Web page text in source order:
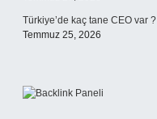
Türkiye’de kaç tane CEO var ?
Temmuz 25, 2026